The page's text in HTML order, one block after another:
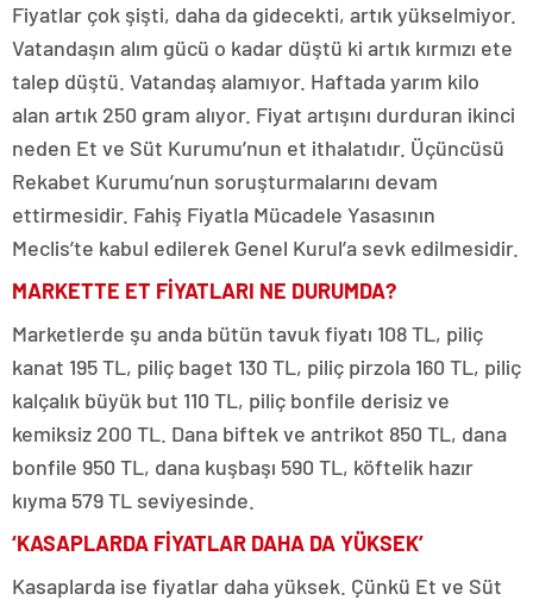
Fiyatlar çok şişti, daha da gidecekti, artık yükselmiyor.
Vatandaşın alım gücü o kadar düştü ki artık kırmızı ete
talep düştü. Vatandaş alamıyor. Haftada yarım kilo
alan artık 250 gram alıyor. Fiyat artışını durduran ikinci
neden Et ve Süt Kurumu’nun et ithalatıdır. Üçüncüsü
Rekabet Kurumu’nun soruşturmalarını devam
ettirmesidir. Fahiş Fiyatla Mücadele Yasasının
Meclis’te kabul edilerek Genel Kurul’a sevk edilmesidir.
MARKETTE ET FİYATLARI NE DURUMDA?
Marketlerde şu anda bütün tavuk fiyatı 108 TL, piliç
kanat 195 TL, piliç baget 130 TL, piliç pirzola 160 TL, piliç
kalçalık büyük but 110 TL, piliç bonfile derisiz ve
kemiksiz 200 TL. Dana biftek ve antrikot 850 TL, dana
bonfile 950 TL, dana kuşbaşı 590 TL, köftelik hazır
kıyma 579 TL seviyesinde.
‘KASAPLARDA FİYATLAR DAHA DA YÜKSEK’
Kasaplarda ise fiyatlar daha yüksek. Çünkü Et ve Süt